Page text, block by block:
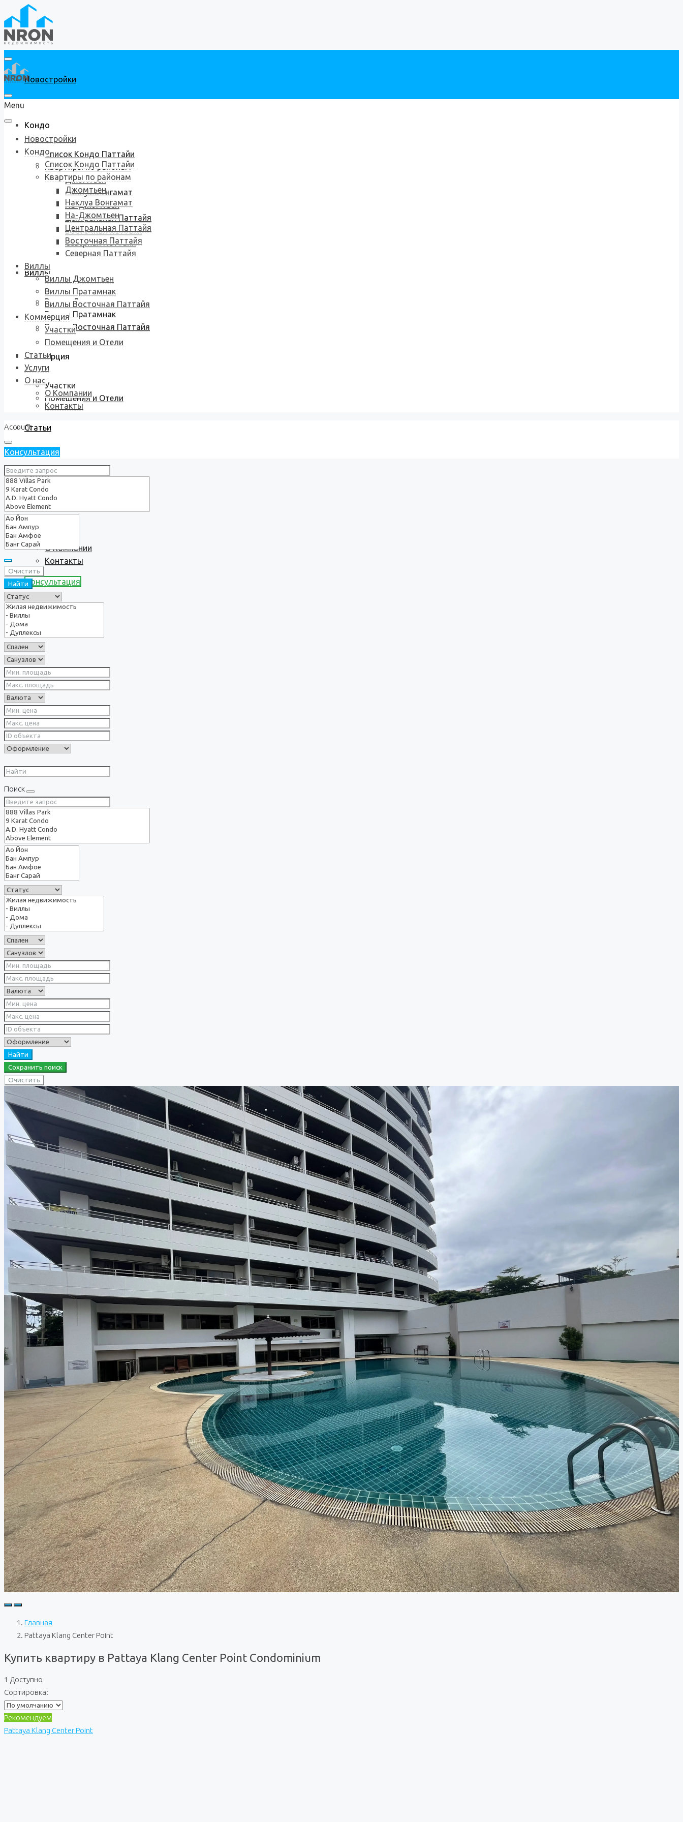
Новостройки
Кондо
Список Кондо Паттайи
Квартиры по районам
Джомтьен
Наклуа Вонгамат
На-Джомтьен
Центральная Паттайя
Восточная Паттайя
Северная Паттайя
Виллы
Виллы Джомтьен
Виллы Пратамнак
Виллы Восточная Паттайя
Коммерция
Участки
Помещения и Отели
Статьи
Услуги
О нас
О Компании
Контакты
Консультация
Menu
Новостройки
Кондо
Список Кондо Паттайи
Квартиры по районам
Джомтьен
Наклуа Вонгамат
На-Джомтьен
Центральная Паттайя
Восточная Паттайя
Северная Паттайя
Виллы
Виллы Джомтьен
Виллы Пратамнак
Виллы Восточная Паттайя
Коммерция
Участки
Помещения и Отели
Статьи
Услуги
О нас
О Компании
Контакты
Account
Консультация
Очистить
Найти
Поиск
Найти
Сохранить поиск
Очистить
Главная
Pattaya Klang Center Point
Купить квартиру в Pattaya Klang Center Point Condominium
1 Доступно
Сортировка:
Рекомендуем
Pattaya Klang Center Point